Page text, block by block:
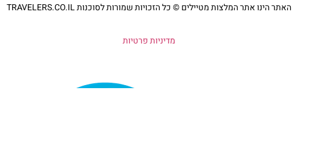
האתר הינו אתר המלצות מטיילים © כל הזכויות שמורות לסוכנות TRAVELERS.CO.IL
מדיניות פרטיות